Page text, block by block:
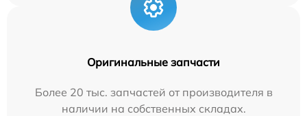
Оригинальные запчасти
Более 20 тыс. запчастей от производителя в
наличии на собственных складах.